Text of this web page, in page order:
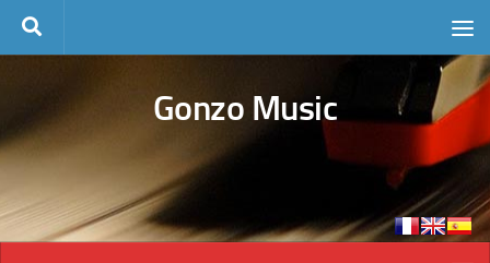
Skip to content
Gonzo Music